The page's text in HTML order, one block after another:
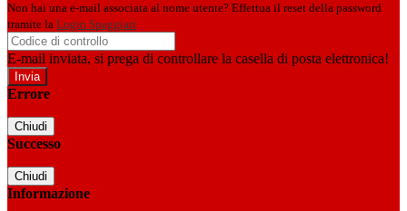
Non hai una e-mail associata al nome utente? Effettua il reset della password
tramite la Login Spaggiari
E-mail inviata, si prega di controllare la casella di posta elettronica!
Errore
Chiudi
Successo
Chiudi
Informazione